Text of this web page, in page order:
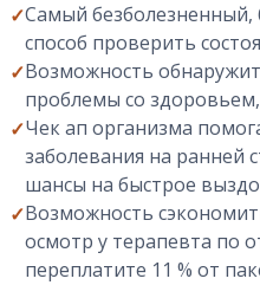
Самый
способ проверить
Возможность
проблемы со здоровьем,
Чек ап организма
заболевания на ранней
шансы на быстрое
Возможность
осмотр у терапевта по
переплатите 11 % от